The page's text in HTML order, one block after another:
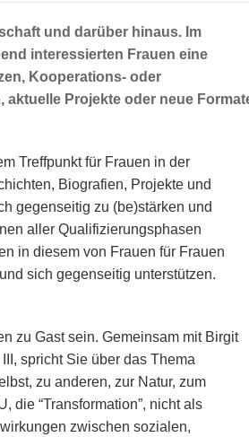
und darüber hinaus. Im
interessierten Frauen eine
Kooperations- oder
Projekte oder neue
Treffpunkt für Frauen in der
Biografien, Projekte und
gegenseitig zu (be)stärken und
aller Qualifizierungsphasen
in diesem von Frauen für Frauen
sich gegenseitig unterstützen.
zu Gast sein. Gemeinsam mit Birgit
spricht Sie über das Thema
zu anderen, zur Natur, zum
die “Transformation”, nicht als
zwischen sozialen,